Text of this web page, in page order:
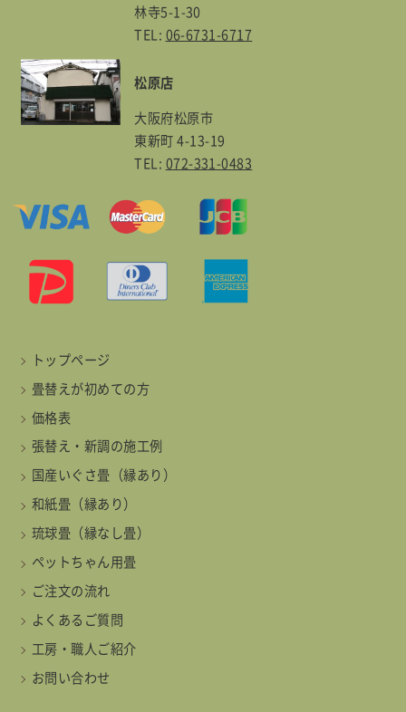
林寺5-1-30
TEL: 06-6731-6717
松原店
大阪府松原市
東新町 4-13-19
TEL: 072-331-0483
トップページ
畳替えが初めての方
価格表
張替え・新調の施工例
国産いぐさ畳（縁あり）
和紙畳（縁あり）
琉球畳（縁なし畳）
ペットちゃん用畳
ご注文の流れ
よくあるご質問
工房・職人ご紹介
お問い合わせ